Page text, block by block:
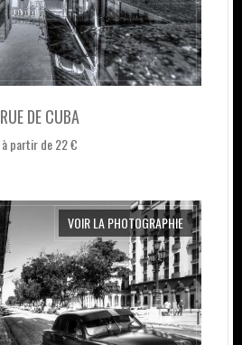
RUE DE CUBA
à partir de 22 €
VOIR LA PHOTOGRAPHIE